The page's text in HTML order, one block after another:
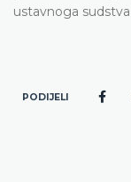
ustavnoga
PODIJELI